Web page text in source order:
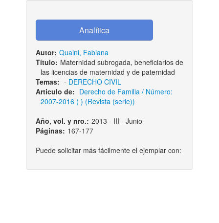
Autor: Quaini, Fabiana
Título: Maternidad subrogada, beneficiarios de
las licencias de maternidad y de paternidad
Temas: - DERECHO CIVIL
Articulo de: Derecho de Familia / Número:
2007-2016 ( ) (Revista (serie))
Año, vol. y nro.: 2013 - III - Junio
Páginas: 167-177
Puede solicitar más fácilmente el ejemplar con: